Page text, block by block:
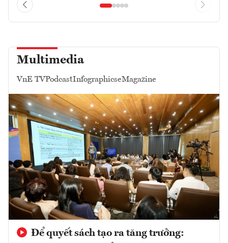
Multimedia
VnE TVPodcastInfographicseMagazine
Để quyết sách tạo ra tăng trưởng: